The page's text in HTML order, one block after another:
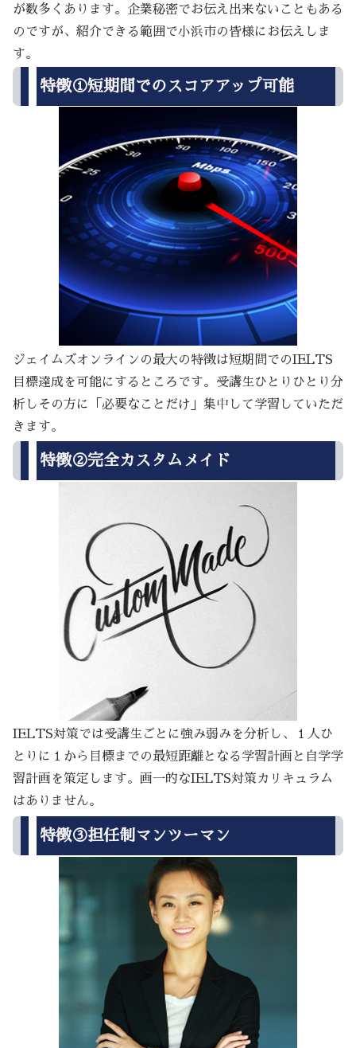
が数多くあります。企業秘密でお伝え出来ないこともある
のですが、紹介できる範囲で小浜市の皆様にお伝えしま
す。
特徴①短期間でのスコアアップ可能
ジェイムズオンラインの最大の特徴は短期間でのIELTS
目標達成を可能にするところです。受講生ひとりひとり分
析しその方に「必要なことだけ」集中して学習していただ
きます。
特徴②完全カスタムメイド
IELTS対策では受講生ごとに強み弱みを分析し、１人ひ
とりに１から目標までの最短距離となる学習計画と自学学
習計画を策定します。画一的なIELTS対策カリキュラム
はありません。
特徴③担任制マンツーマン